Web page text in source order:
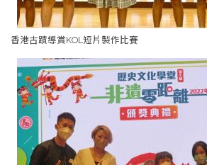
香港古蹟導賞KOL短片製作比賽